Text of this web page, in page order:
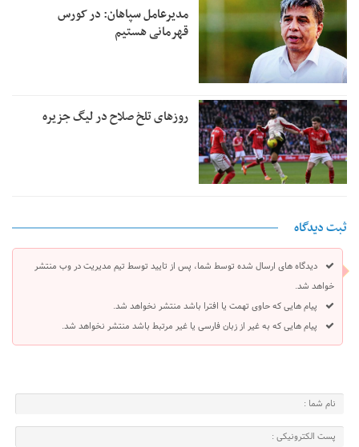
مدیرعامل سپاهان: در کورس
قهرمانی هستیم
روزهای تلخ صلاح در لیگ جزیره
ثبت دیدگاه
دیدگاه های ارسال شده توسط شما، پس از تایید توسط تیم مدیریت در وب منتشر
خواهد شد.
پیام هایی که حاوی تهمت یا افترا باشد منتشر نخواهد شد.
پیام هایی که به غیر از زبان فارسی یا غیر مرتبط باشد منتشر نخواهد شد.